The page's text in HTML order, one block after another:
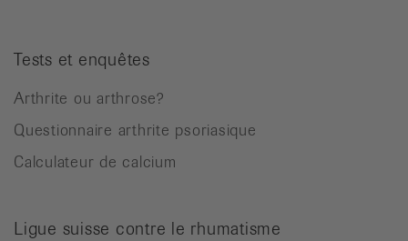
Tests et enquêtes
Arthrite ou arthrose?
Questionnaire arthrite psoriasique
Calculateur de calcium
Ligue suisse contre le rhumatisme